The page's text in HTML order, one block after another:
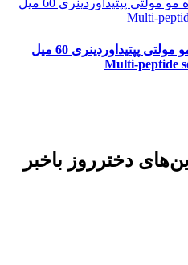
سرم ضد ریزش و تقویت کننده مو مولتی پپتیداوردینری 60 میل
دخترروز باخبر